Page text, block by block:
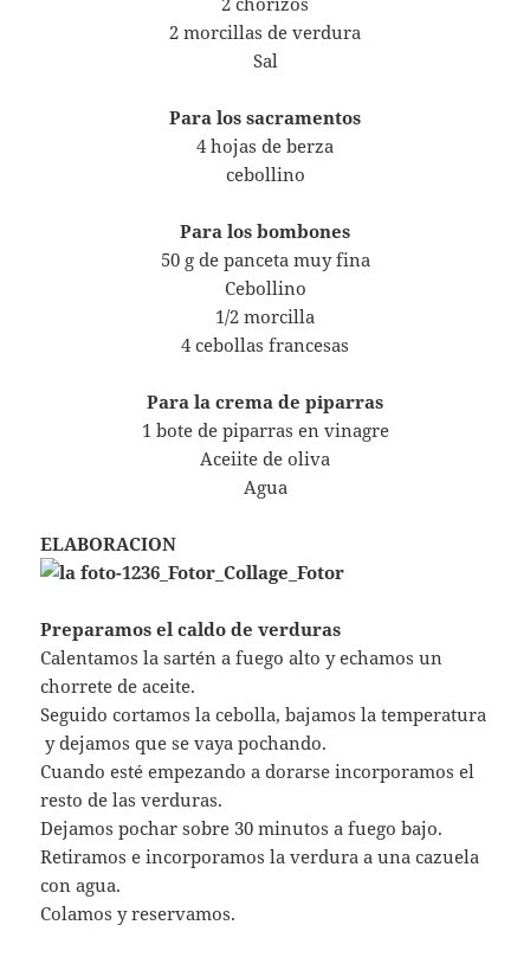
2 morcillas de verdura
Sal
Para los sacramentos
4 hojas de berza
cebollino
Para los bombones
50 g de panceta muy fina
Cebollino
1/2 morcilla
4 cebollas francesas
Para la crema de piparras
1 bote de piparras en vinagre
Aceiite de oliva
Agua
ELABORACION
Preparamos el caldo de verduras
Calentamos la sartén a fuego alto y echamos un
chorrete de aceite.
Seguido cortamos la cebolla, bajamos la temperatura
y dejamos que se vaya pochando.
Cuando esté empezando a dorarse incorporamos el
resto de las verduras.
Dejamos pochar sobre 30 minutos a fuego bajo.
Retiramos e incorporamos la verdura a una cazuela
con agua.
Colamos y reservamos.